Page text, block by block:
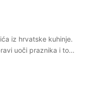
iz hrvatske kuhinje.
uoči praznika i to…